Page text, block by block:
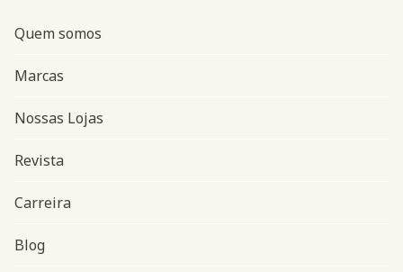
Navegação do rodapé
Quem somos
Marcas
Nossas Lojas
Revista
Carreira
Blog